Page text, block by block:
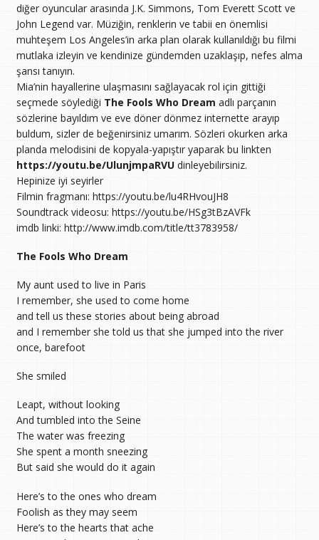
diğer oyuncular arasında J.K. Simmons, Tom Everett Scott ve
John Legend var. Müziğin, renklerin ve tabii en önemlisi
muhteşem Los Angeles’in arka plan olarak kullanıldığı bu filmi
mutlaka izleyin ve kendinize gündemden uzaklaşıp, nefes alma
şansı tanıyın.
Mia’nin hayallerine ulaşmasını sağlayacak rol için gittiği
seçmede söylediği The Fools Who Dream adlı parçanın
sözlerine bayıldım ve eve döner dönmez internette arayıp
buldum, sizler de beğenirsiniz umarım. Sözleri okurken arka
planda melodisini de kopyala-yapıştır yaparak bu linkten
https://youtu.be/UlunjmpaRVU dinleyebilirsiniz.
Hepinize iyi seyirler
Filmin fragmanı: https://youtu.be/lu4RHvouJH8
Soundtrack videosu: https://youtu.be/HSg3tBzAVFk
imdb linki: http://www.imdb.com/title/tt3783958/
The Fools Who Dream
My aunt used to live in Paris
I remember, she used to come home
and tell us these stories about being abroad
and I remember she told us that she jumped into the river
once, barefoot
She smiled
Leapt, without looking
And tumbled into the Seine
The water was freezing
She spent a month sneezing
But said she would do it again
Here’s to the ones who dream
Foolish as they may seem
Here’s to the hearts that ache